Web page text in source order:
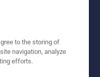
to the storing of
navigation, analyze
efforts.